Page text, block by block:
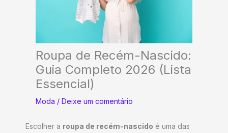
Roupa de Recém-Nascido:
Guia Completo 2026 (Lista
Essencial)
Moda / Deixe um comentário
Escolher a roupa de recém-nascido é uma das